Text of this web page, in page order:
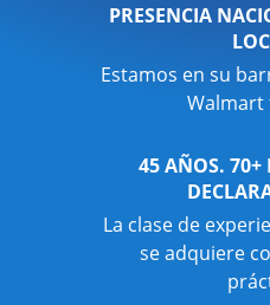
PRESENCIA
Estamos en su
Walmart
45 AÑOS. 70+
La clase de
se adquiere